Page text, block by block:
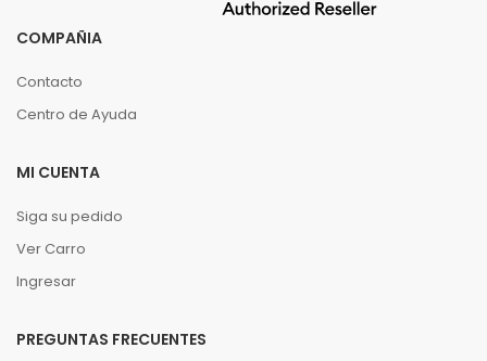
COMPAÑIA
Contacto
Centro de Ayuda
MI CUENTA
Siga su pedido
Ver Carro
Ingresar
PREGUNTAS FRECUENTES